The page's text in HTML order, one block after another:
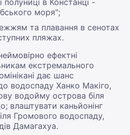
моря";
та плавання в сенотах
пляжах.
ефектні
екстремального
дає шанс
водоспаду Ханко Макіго,
водойму острова біля
влаштувати каньйонінг
Громового водоспаду,
Дамагахуа.